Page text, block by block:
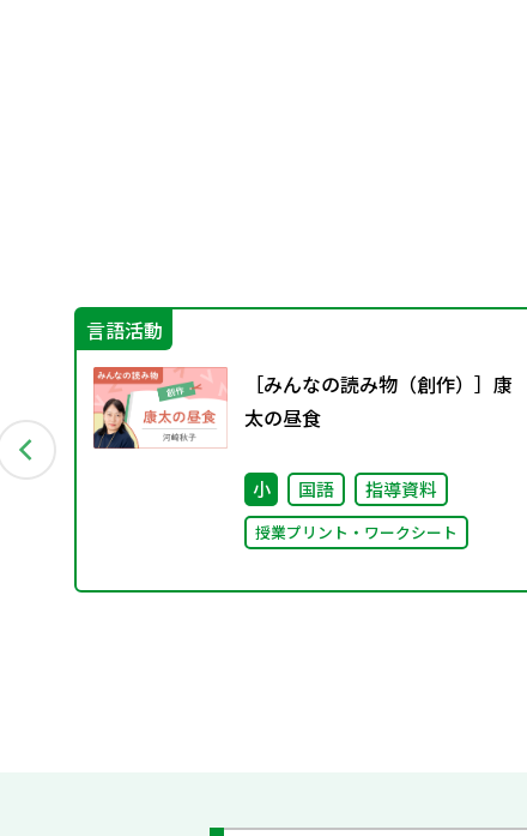
言語活動
［みんなの読み物（創作）］康
太の昼食
小 国語 指導資料
授業プリント・ワークシート